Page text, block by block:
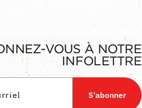
VOUS À NOTRE
INFOLETTRE
S'abonner